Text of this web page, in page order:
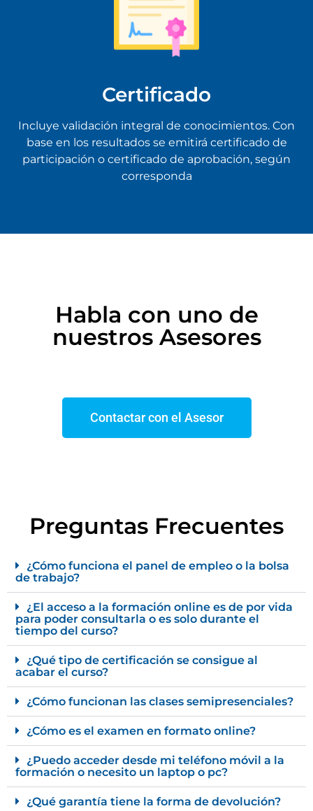
Certificado
Incluye validación integral de conocimientos. Con
base en los resultados se emitirá certificado de
participación o certificado de aprobación, según
corresponda
Habla con uno de
nuestros Asesores
Contactar con el Asesor
Preguntas Frecuentes
¿Cómo funciona el panel de empleo o la bolsa
de trabajo?
¿El acceso a la formación online es de por vida
para poder consultarla o es solo durante el
tiempo del curso?
¿Qué tipo de certificación se consigue al
acabar el curso?
¿Cómo funcionan las clases semipresenciales?
¿Cómo es el examen en formato online?
¿Puedo acceder desde mi teléfono móvil a la
formación o necesito un laptop o pc?
¿Qué garantía tiene la forma de devolución?